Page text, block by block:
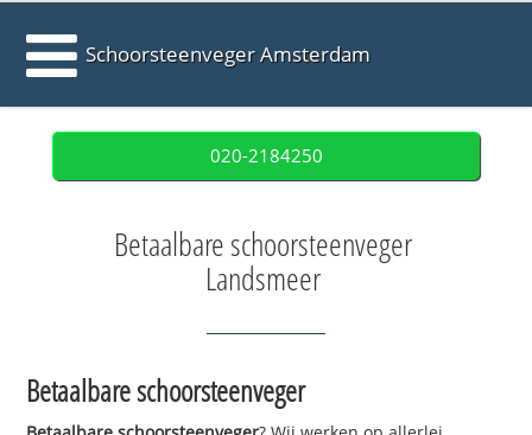
Schoorsteenveger Amsterdam
020-2184250
Betaalbare schoorsteenveger
Landsmeer
Betaalbare schoorsteenveger